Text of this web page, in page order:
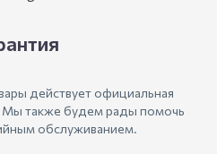
действует официальная
Мы также будем рады помочь
обслуживанием.